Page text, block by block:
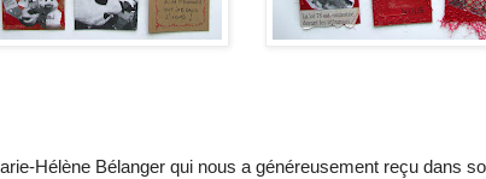
Hélène Bélanger qui nous a généreusement reçu dans